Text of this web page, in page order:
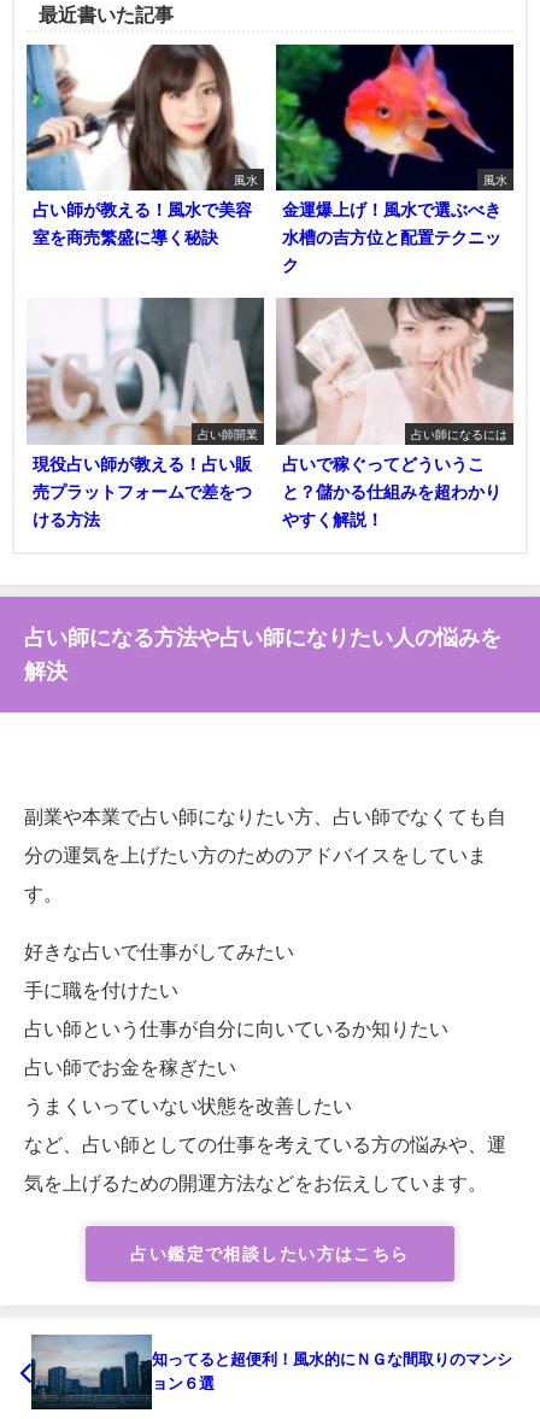
最近書いた記事
風水
占い師が教える！風水で美容
室を商売繁盛に導く秘訣
風水
金運爆上げ！風水で選ぶべき
水槽の吉方位と配置テクニッ
ク
占い師開業
現役占い師が教える！占い販
売プラットフォームで差をつ
ける方法
占い師になるには
占いで稼ぐってどういうこ
と？儲かる仕組みを超わかり
やすく解説！
占い師になる方法や占い師になりたい人の悩みを
解決
副業や本業で占い師になりたい方、占い師でなくても自
分の運気を上げたい方のためのアドバイスをしていま
す。
好きな占いで仕事がしてみたい
手に職を付けたい
占い師という仕事が自分に向いているか知りたい
占い師でお金を稼ぎたい
うまくいっていない状態を改善したい
など、占い師としての仕事を考えている方の悩みや、運
気を上げるための開運方法などをお伝えしています。
占い鑑定で相談したい方はこちら
知ってると超便利！風水的にＮＧな間取りのマンシ
ョン６選